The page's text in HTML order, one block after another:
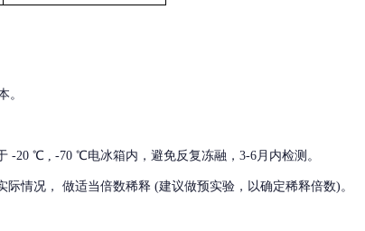
。
-20 ℃ , -70 ℃电冰箱内，避免反复冻融，3-6月内检测。
际情况， 做适当倍数稀释 (建议做预实验，以确定稀释倍数)。